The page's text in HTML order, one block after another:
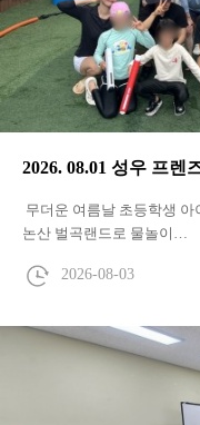
2026. 08.01 성우 프
무더운 여름날 초등학생
논산 벌곡랜드로 물놀이…
2026-08-03